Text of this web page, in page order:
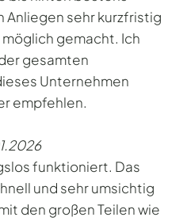
sehr kurzfristig
gemacht. Ich
gesamten
Unternehmen
empfehlen.
funktioniert. Das
und sehr umsichtig
den großen Teilen wie